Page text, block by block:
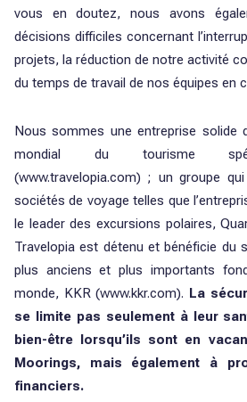
vous en doutez, nous avons
décisions difficiles concernant
projets, la réduction de notre activité
du temps de travail de nos équipes en
Nous sommes une entreprise solide
mondial du tourisme
(www.travelopia.com) ; un groupe qui
sociétés de voyage telles que
le leader des excursions polaires,
Travelopia est détenu et bénéficie du
plus anciens et plus importants
monde, KKR (www.kkr.com). La
se limite pas seulement à leur
bien-être lorsqu’ils sont en
Moorings, mais également à
financiers.